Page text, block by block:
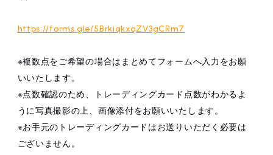
https://forms.gle/5BrkiqkxqZV3gCRm7
※複数点をご希望の場合はまとめてフォームへ入力をお願
いいたします。
※点数確認のため、トレーディングカード点数がわかるよ
うに写真撮影の上、画像添付をお願いいたします。
※お手元のトレーディングカードはお送りいただく必要は
ございません。